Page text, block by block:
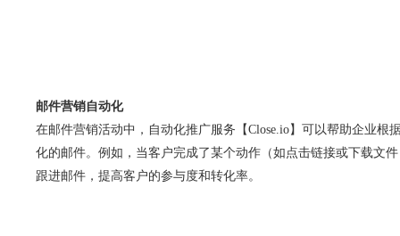
邮件营销自动化
在邮件营销活动中，自动化推广服务【Close.io】可以帮助企业根
化的邮件。例如，当客户完成了某个动作（如点击链接或下载文
跟进邮件，提高客户的参与度和转化率。